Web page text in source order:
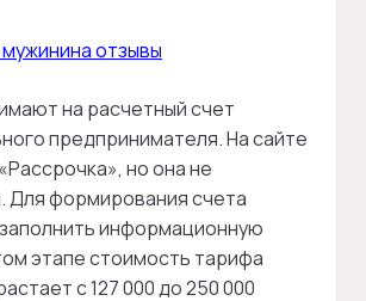
на расчетный счет
предпринимателя. На сайте
но она не
Для формирования счета
информационную
этапе стоимость тарифа
с 127 000 до 250 000